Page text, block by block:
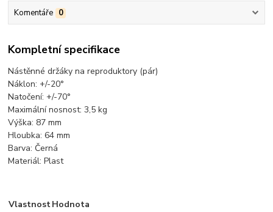
Komentáře 0
Kompletní specifikace
Nástěnné držáky na reproduktory (pár)
Náklon: +/-20°
Natočení: +/-70°
Maximální nosnost: 3,5 kg
Výška: 87 mm
Hloubka: 64 mm
Barva: Černá
Materiál: Plast
VlastnostHodnota